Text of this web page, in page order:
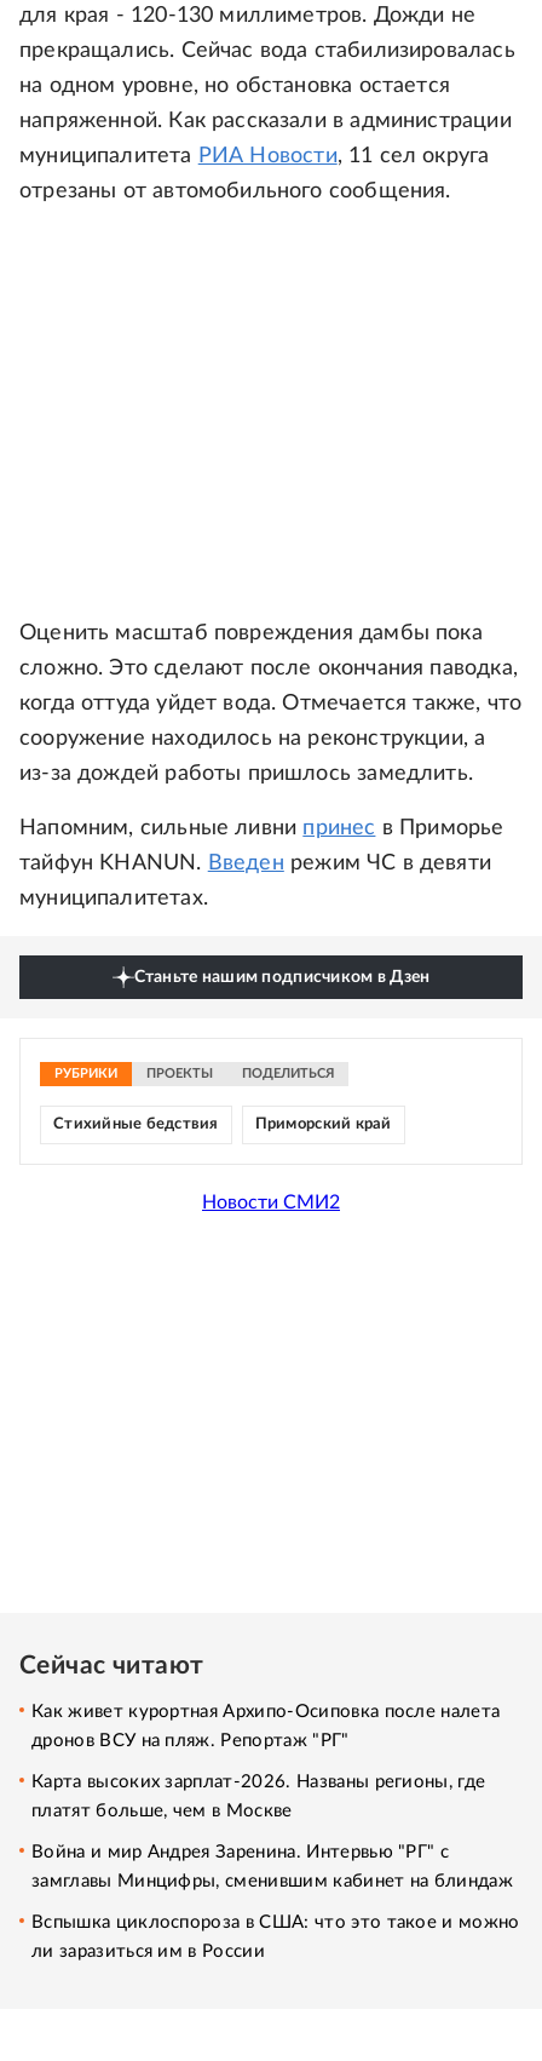
для края - 120-130 миллиметров. Дожди не
прекращались. Сейчас вода стабилизировалась
на одном уровне, но обстановка остается
напряженной. Как рассказали в администрации
муниципалитета РИА Новости, 11 сел округа
отрезаны от автомобильного сообщения.
Оценить масштаб повреждения дамбы пока
сложно. Это сделают после окончания паводка,
когда оттуда уйдет вода. Отмечается также, что
сооружение находилось на реконструкции, а
из-за дождей работы пришлось замедлить.
Напомним, сильные ливни принес в Приморье
тайфун KHANUN. Введен режим ЧС в девяти
муниципалитетах.
Станьте нашим подписчиком в Дзен
РУБРИКИ ПРОЕКТЫ ПОДЕЛИТЬСЯ
Стихийные бедствия Приморский край
Новости СМИ2
Сейчас читают
Как живет курортная Архипо-Осиповка после налета
дронов ВСУ на пляж. Репортаж "РГ"
Карта высоких зарплат-2026. Названы регионы, где
платят больше, чем в Москве
Война и мир Андрея Заренина. Интервью "РГ" с
замглавы Минцифры, сменившим кабинет на блиндаж
Вспышка циклоспороза в США: что это такое и можно
ли заразиться им в России